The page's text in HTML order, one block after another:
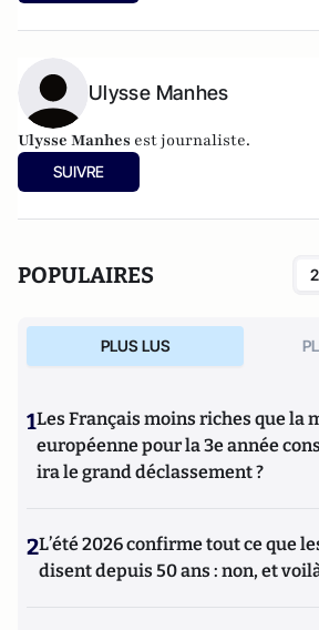
Ulysse Manhes
Ulysse Manhes est journaliste.
SUIVRE
POPULAIRES
PLUS LUS
1Les Français moins riches que la
européenne pour la 3e année
ira le grand déclassement ?
2L’été 2026 confirme tout ce que
disent depuis 50 ans : non, et